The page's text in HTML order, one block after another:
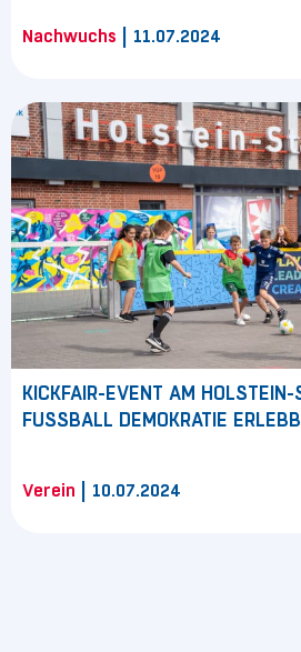
Nachwuchs 11.07.2024
KICKFAIR-EVENT AM HOLSTEIN-
FUSSBALL DEMOKRATIE
Verein 10.07.2024